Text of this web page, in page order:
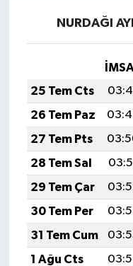
NURDAĞI
25 Tem Cts
26 Tem Paz
27 Tem Pts
28 Tem Sal
29 Tem Çar
30 Tem Per
31 Tem Cum
1 Ağu Cts